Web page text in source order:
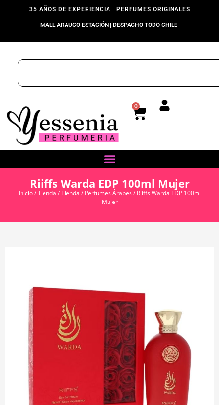
35 AÑOS DE EXPERIENCIA | PERFUMES ORIGINALES
MALL ARAUCO ESTACIÓN | DESPACHO TODO CHILE
0
Riiffs Warda EDP 100ml Mujer
Inicio/Tienda /Tienda / Perfumes Árabes/ Riiffs Warda EDP 100ml
Mujer